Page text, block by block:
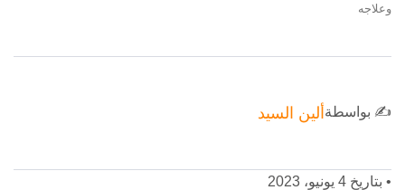
وعلاجه
✍️ بواسطةألين السيد
• بتاريخ 4 يونيو، 2023